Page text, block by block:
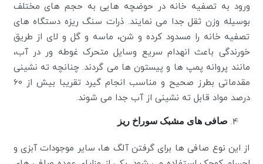
ورود به تصفیه خانه در حوضچه هایی به حجم های مختلف
بوسیله وزن ثقل جدا می نمایند. ذرات سنگ ریزه دستگاه های
تصفیه خانه را مسدود کرده و شن، ماسه و گل و لای از طریق
خورندگی باعث انهدام سریع وسایل متحرک غوطه ور در آب،
مانند پروانه پمپ ها و پیستون ها می گردند. چنانچه ته نشینی
مقدماتی بطرز صحیح و مناسب انجام گیرد تقریبا بیش از 60
درصد مواد قابل ته نشینی از آب جدا می شوند.
صافی های مشبک سوراخ ریز
از این نوع صافی ها برای گرفتن آلگ ها، سایر موجودات آبزی و